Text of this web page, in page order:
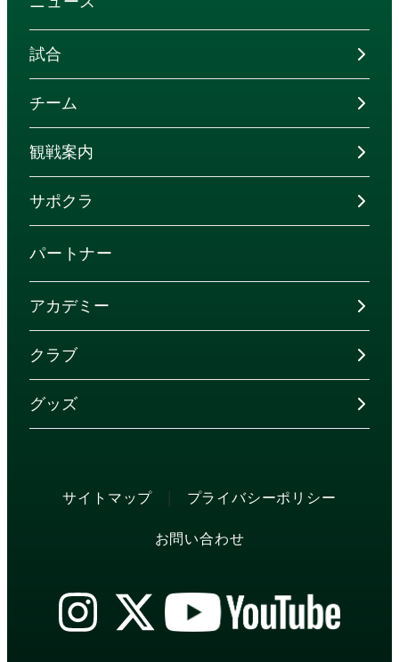
試合
チーム
観戦案内
サポクラ
パートナー
アカデミー
クラブ
グッズ
サイトマップ | プライバシーポリシー
お問い合わせ